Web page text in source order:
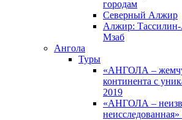
городам
Северный Алжир
Алжир:
Мзаб
Ангола
Туры
«АНГОЛА –
континента с
2019
«АНГОЛА –
неисследованная»